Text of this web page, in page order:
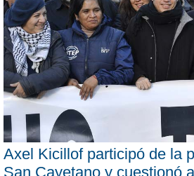
Axel Kicillof participó de la
San Cayetano y cuestionó